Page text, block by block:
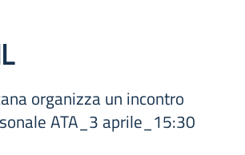
organizza un incontro
ATA_3 aprile_15:30